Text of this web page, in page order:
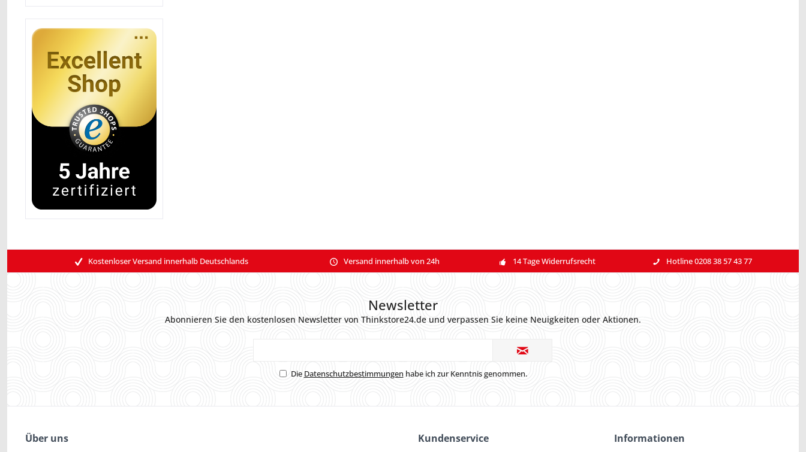
Kostenloser Versand innerhalb Deutschlands Versand innerhalb von 24h 14 Tage Widerrufsrecht Hotline 0208 38 57 43 77
Newsletter
Abonnieren Sie den kostenlosen Newsletter von Thinkstore24.de und verpassen Sie keine Neuigkeiten oder Aktionen.
Die Datenschutzbestimmungen habe ich zur Kenntnis genommen.
Über uns Kundenservice Informationen